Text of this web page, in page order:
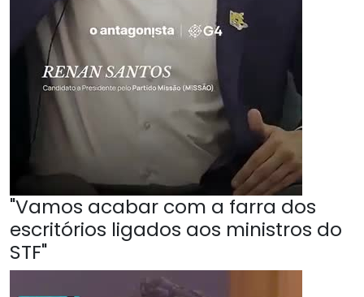
"Vamos acabar com a farra dos
escritórios ligados aos ministros do
STF"